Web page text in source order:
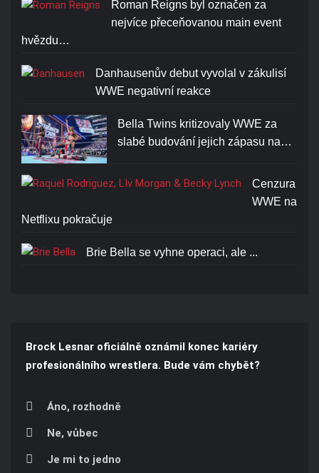
Roman Reigns byl označen za
nejvíce přeceňovanou main event
hvězdu…
Danhausenův debut vyvolal v zákulisí
WWE negativní reakce
Bella Twins kritizovaly WWE za
slabé budování jejich zápasu na…
Cenzura
WWE na
Netflixu pokračuje
Brie Bella se vyhne operaci, ale ...
Brock Lesnar oficiálně oznámil konec kariéry
profesionálního wrestlera. Bude vám chybět?
Áno, rozhodně
Ne, vůbec
Je mi to jedno